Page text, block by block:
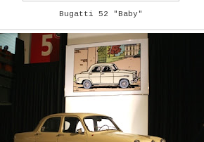
Bugatti 52 "Baby"